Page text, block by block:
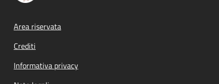
Footer menu
Area riservata
Crediti
Informativa privacy